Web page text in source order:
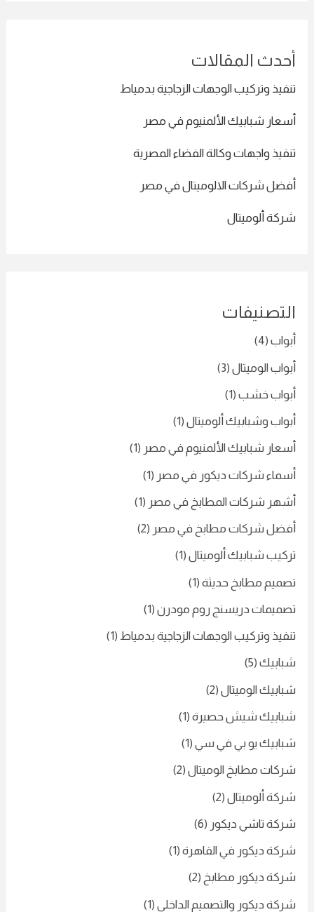
أحدث المقالات
تنفيذ وتركيب الوجهات الزجاجية بدمياط
أسعار شبابيك الألمنيوم في مصر
تنفيذ واجهات وكالة الفضاء المصرية
أفضل شركات الالوميتال في مصر
شركة ألوميتال
التصنيفات
أبواب (4)
أبواب الوميتال (3)
أبواب خشب (1)
أبواب وشبابيك ألوميتال (1)
أسعار شبابيك الألمنيوم في مصر (1)
أسماء شركات ديكور في مصر (1)
أشهر شركات المطابخ في مصر (1)
أفضل شركات مطابخ في مصر (2)
تركيب شبابيك ألوميتال (1)
تصميم مطابخ حديثة (1)
تصميمات دريسنج روم مودرن (1)
تنفيذ وتركيب الوجهات الزجاجية بدمياط (1)
شبابيك (5)
شبابيك الوميتال (2)
شبابيك شيش حصيرة (1)
شبابيك يو بي في سي (1)
شركات مطابخ الوميتال (2)
شركة ألوميتال (2)
شركة تاشي ديكور (6)
شركة ديكور في القاهرة (1)
شركة ديكور مطابخ (2)
شركة ديكور والتصميم الداخلي (1)